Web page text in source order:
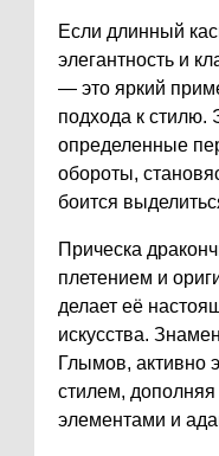
Если длинный
элегантность и
— это яркий
подхода к стилю.
определенные
обороты,
боится
Прическа
плетением и
делает её
искусства.
Глымов, активно
стилем,
элементами и